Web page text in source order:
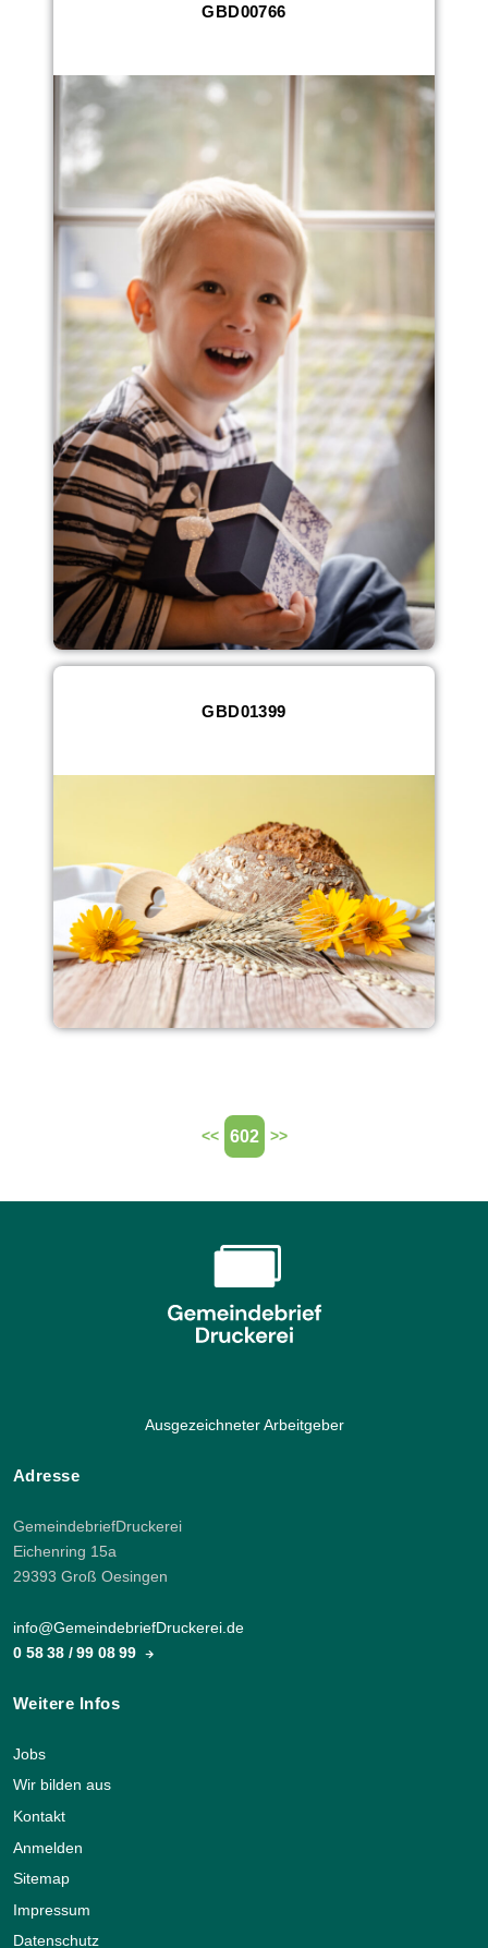
GBD00766
GBD01399
<< 602 >>
Ausgezeichneter Arbeitgeber
Adresse
GemeindebriefDruckerei
Eichenring 15a
29393 Groß Oesingen
info@GemeindebriefDruckerei.de
0 58 38 / 99 08 99
Weitere Infos
Jobs
Wir bilden aus
Kontakt
Anmelden
Sitemap
Impressum
Datenschutz